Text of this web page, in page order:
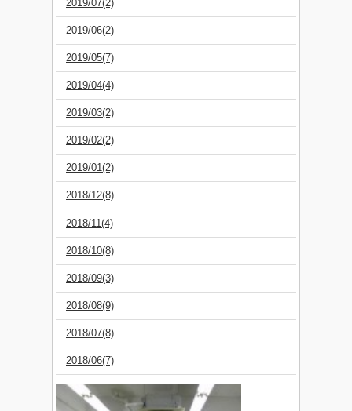
2019/07(2)
2019/06(2)
2019/05(7)
2019/04(4)
2019/03(2)
2019/02(2)
2019/01(2)
2018/12(8)
2018/11(4)
2018/10(8)
2018/09(3)
2018/08(9)
2018/07(8)
2018/06(7)